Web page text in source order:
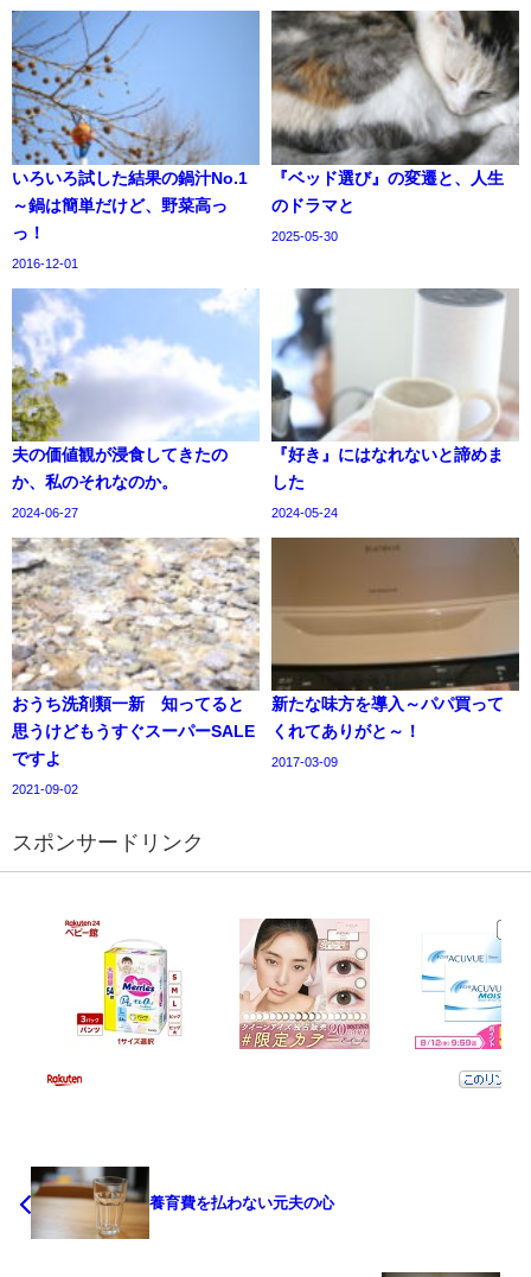
いろいろ試した結果の鍋汁No.1
～鍋は簡単だけど、野菜高っ
っ！
2016-12-01
『ベッド選び』の変遷と、人生
のドラマと
2025-05-30
夫の価値観が浸食してきたの
か、私のそれなのか。
2024-06-27
『好き』にはなれないと諦めま
した
2024-05-24
おうち洗剤類一新 知ってると
思うけどもうすぐスーパーSALE
ですよ
2021-09-02
新たな味方を導入～パパ買って
くれてありがと～！
2017-03-09
スポンサードリンク
養育費を払わない元夫の心